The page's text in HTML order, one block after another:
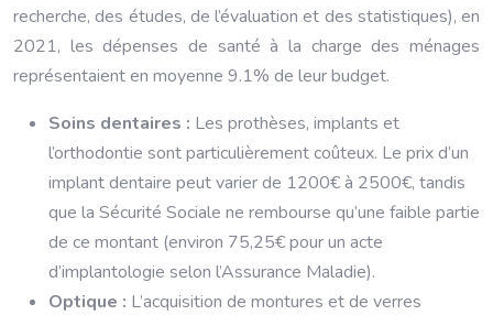
recherche, des études, de l’évaluation et des statistiques), en
2021, les dépenses de santé à la charge des ménages
représentaient en moyenne 9.1% de leur budget.
Soins dentaires : Les prothèses, implants et
l’orthodontie sont particulièrement coûteux. Le prix d’un
implant dentaire peut varier de 1200€ à 2500€, tandis
que la Sécurité Sociale ne rembourse qu’une faible partie
de ce montant (environ 75,25€ pour un acte
d’implantologie selon l’Assurance Maladie).
Optique : L’acquisition de montures et de verres